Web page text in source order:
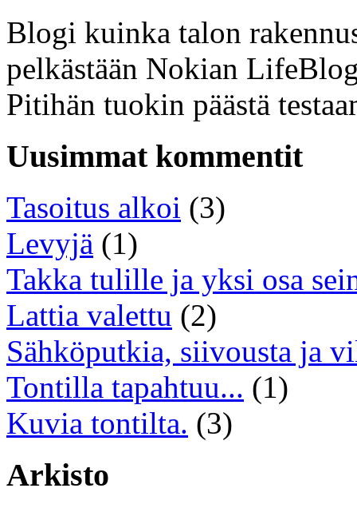
Blogi kuinka talon
pelkästään Nokian
Pitihän tuokin päästä
Uusimmat kommentit
Tasoitus alkoi (3)
Levyjä (1)
Takka tulille ja yksi osa
Lattia valettu (2)
Sähköputkia, siivousta ja
Tontilla tapahtuu... (1)
Kuvia tontilta. (3)
Arkisto